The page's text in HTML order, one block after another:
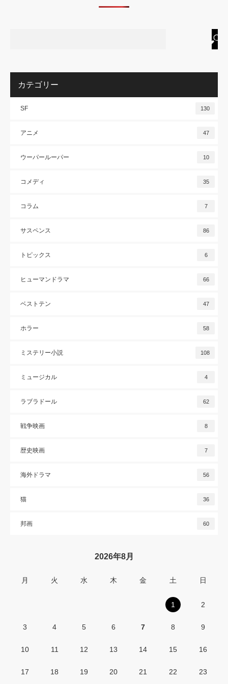
カテゴリー
SF 130
アニメ 47
ウーパールーパー 10
コメディ 35
コラム 7
サスペンス 86
トピックス 6
ヒューマンドラマ 66
ベストテン 47
ホラー 58
ミステリー小説 108
ミュージカル 4
ラブラドール 62
戦争映画 8
歴史映画 7
海外ドラマ 56
猫 36
邦画 60
2026年8月
月 火 水 木 金 土 日
1 2
3 4 5 6 7 8 9
10 11 12 13 14 15 16
17 18 19 20 21 22 23